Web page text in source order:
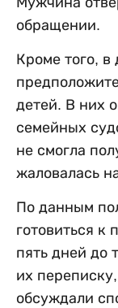
обращении.
Кроме того,
детей. В них
семейных
не смогла
жаловалась
По данным
готовиться к
пять дней до
их
обсуждали